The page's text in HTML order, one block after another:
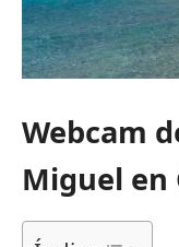
Webcam
Miguel en